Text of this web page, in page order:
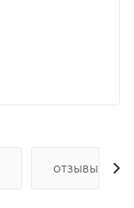
ОТЗЫВЫ